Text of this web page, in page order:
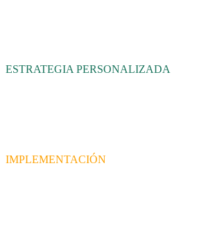
ESTRATEGIA PERSONALIZADA
IMPLEMENTACIÓN